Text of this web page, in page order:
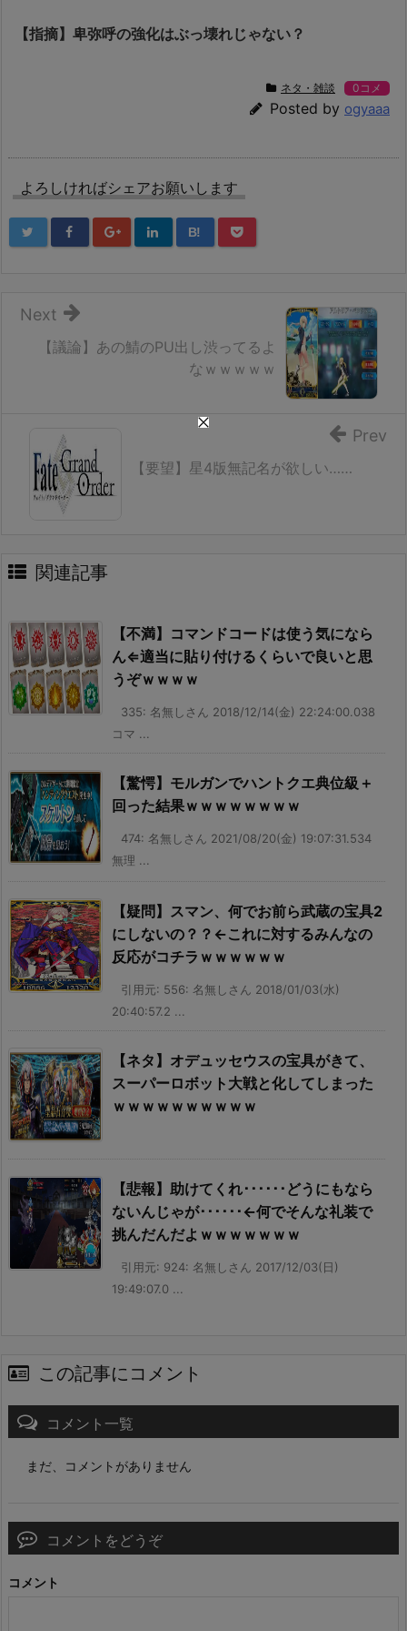
【指摘】卑弥呼の強化はぶっ壊れじゃない？
ネタ・雑談 0コメ
Posted by ogyaaa
よろしければシェアお願いします
B!
【議論】あの鯖のPU出し渋ってるよ
なｗｗｗｗｗ
Next
【要望】星4版無記名が欲しい……
Prev
関連記事
【不満】コマンドコードは使う気になら
ん⇐適当に貼り付けるくらいで良いと思
うぞｗｗｗｗ
335: 名無しさん 2018/12/14(金) 22:24:00.038
コマ ...
【驚愕】モルガンでハントクエ典位級＋
回った結果ｗｗｗｗｗｗｗｗ
474: 名無しさん 2021/08/20(金) 19:07:31.534
無理 ...
【疑問】スマン、何でお前ら武蔵の宝具2
にしないの？？←これに対するみんなの
反応がコチラｗｗｗｗｗｗ
引用元: 556: 名無しさん 2018/01/03(水)
20:40:57.2 ...
【ネタ】オデュッセウスの宝具がきて、
スーパーロボット大戦と化してしまった
ｗｗｗｗｗｗｗｗｗｗ
【悲報】助けてくれ･･････どうにもなら
ないんじゃが･･････←何でそんな礼装で
挑んだんだよｗｗｗｗｗｗｗ
引用元: 924: 名無しさん 2017/12/03(日)
19:49:07.0 ...
この記事にコメント
コメント一覧
まだ、コメントがありません
コメントをどうぞ
コメント